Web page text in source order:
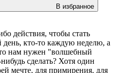
В избранное
действия, чтобы стать
кто-то каждую неделю, а
нам нужен "волшебный
сделать? Хотя один
мечте, для примирения, для